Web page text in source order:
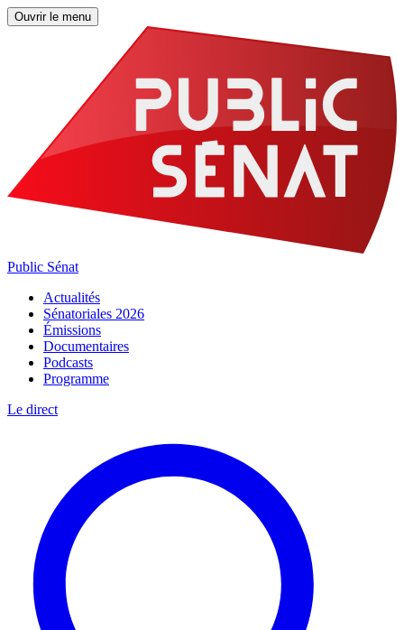
Ouvrir le menu
Public Sénat
Actualités
Sénatoriales 2026
Émissions
Documentaires
Podcasts
Programme
Le direct